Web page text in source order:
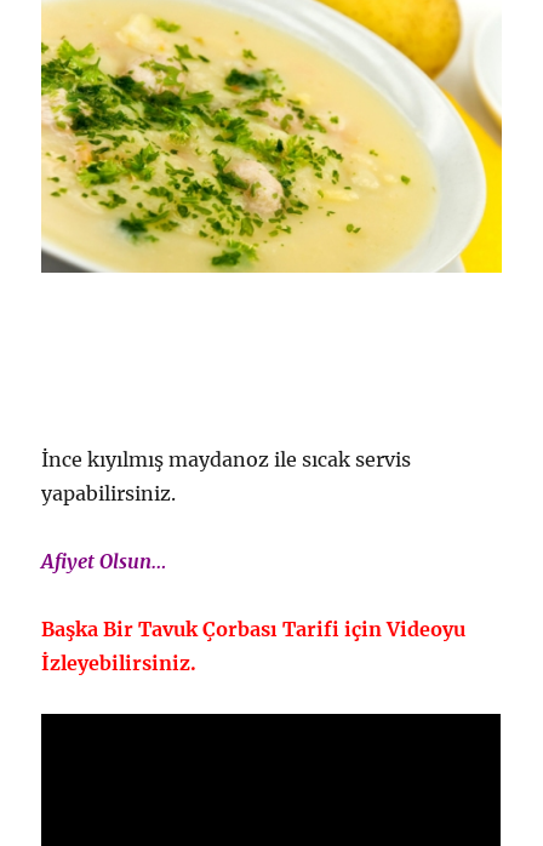
İnce kıyılmış maydanoz ile sıcak servis
yapabilirsiniz.
Afiyet Olsun…
Başka Bir Tavuk Çorbası Tarifi için Videoyu
İzleyebilirsiniz.